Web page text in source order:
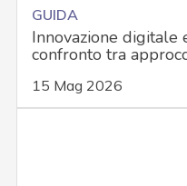
GUIDA
Innovazione digitale
confronto tra
15 Mag 2026